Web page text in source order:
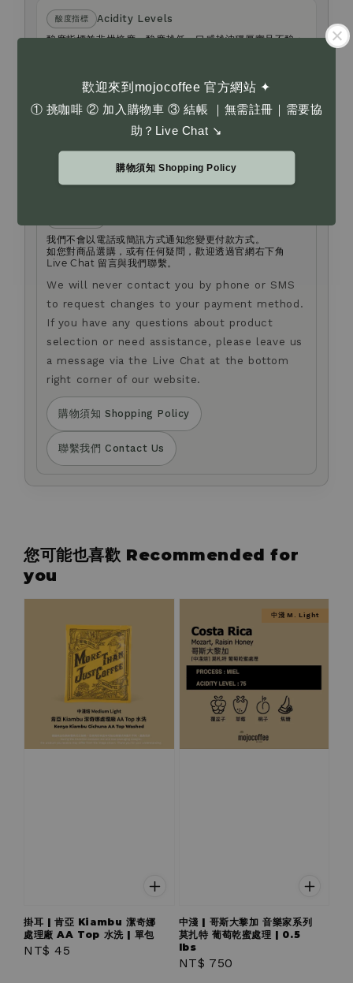
歡迎來到mojocoffee 官方網站 ✦
① 挑咖啡 ② 加入購物車 ③ 結帳 ｜無需註冊｜需要協
助？Live Chat ↘
購物須知 Shopping Policy
酸度指標
Acidity Levels
酸度指標並非烘焙度。酸度越低，口感越沈穩厚實且不酸；
acidity level indicates a heavier, less acidic
taste; a higher level indicates brighter fruit
acidity and a lighter taste.
了解更多 Learn More
我們不會以電話或簡訊方式通知您變更付款方式。
如您對商品選購，或有任何疑問，歡迎透過官網右下角
Live Chat 留言與我們聯繫。
We will never contact you by phone or SMS
to request changes to your payment method.
If you have any questions about product
selection or need assistance, please leave us
a message via the Live Chat at the bottom
right corner of our website.
購物須知 Shopping Policy
聯繫我們 Contact Us
您可能也喜歡 Recommended for
you
掛耳 | 肯亞 Kiambu 潔奇娜
處理廠 AA Top 水洗 | 單包
Regular
NT$ 45
中淺 M. Light
中淺 | 哥斯大黎加 音樂家系列
莫扎特 葡萄乾蜜處理 | 0.5
lbs
Regular
NT$ 750